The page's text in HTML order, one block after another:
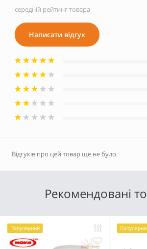
середній рейтинг товара
Написати відгук
Відгуків про цей товар ще не було.
Рекомендовані
Популярний